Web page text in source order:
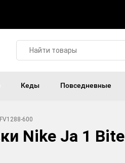
Кеды Повседневные
600
Nike Ja 1 Bite